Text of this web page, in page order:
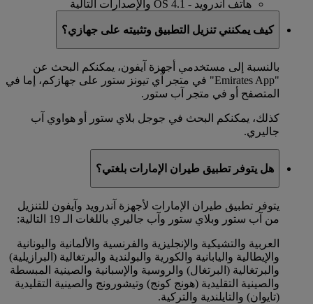
هاتف أندرويد - OS 4.1 والإصدارات التالية
كيف يمكنني تنزيل التطبيق وتثبيته على جهازي؟
بالنسبة إلى مستخدمي أجهزة آيفون، يمكنكم البحث عن
"Emirates App" في متجر آي تيونز ستور على جهازكم، إما في
المتصفح أو في متجر آب ستور.
كذلك، يمكنكم البحث في جوجل بلاي ستور أو هواوي آب
جاليري.
هل يتوفر تطبيق طيران الإمارات بلغتي؟
يتوفر تطبيق طيران الإمارات لأجهزة آندرويد وآيفون للتنزيل
من آب ستور وبلاي ستور وآب جاليري باللغات الـ 19 التالية:
العربية والتشيكية والإنجليزية والفرنسية والألمانية واليونانية
والإيطالية واليابانية والكورية والبولندية والبرتغالية (البرازيلية)
والبرتغالية (البرتغال) والروسية والإسبانية والصينية المبسطة
والصينية التقليدية (هونج كونج) وتيشورونج والصينية التقليدية
(تايوان) والتايلندية والتركية.